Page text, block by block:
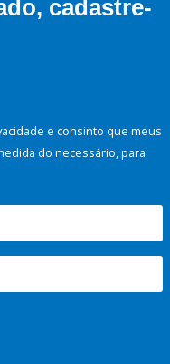
cadastre-
e consinto que meus
do necessário, para